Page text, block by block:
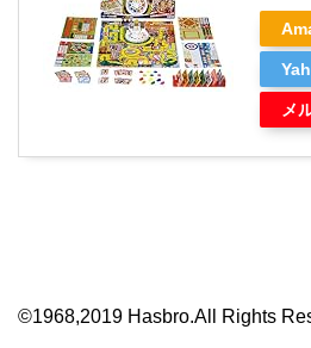
メ
©1968,2019 Hasbro.All Rights